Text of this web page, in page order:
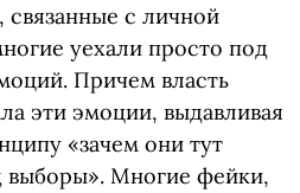
связанные с личной
уехали просто под
Причем власть
эти эмоции, выдавливая
«зачем они тут
Многие фейки,